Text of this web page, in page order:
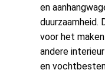
en
duurzaamheid.
voor het
andere
en